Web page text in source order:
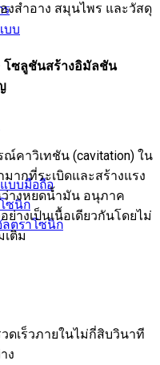
บบ
บบมือถือ
ซนิก
ลตราโซนิก
งสำอาง สมุนไพร และวัสดุ
โซลูชันสร้างอิมัลชัน
คาวิเทชัน (cavitation) ใน
ากที่ระเบิดและสร้างแรง
ว่างหยดน้ำมัน อนุภาค
างเป็นเนื้อเดียวกันโดยไม่
เติม
ดเร็วภายในไม่กี่สิบวินาที
ง